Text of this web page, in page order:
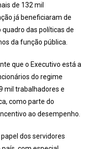
de 132 mil
já beneficiaram de
das políticas de
da função pública.
que o Executivo está a
do regime
mil trabalhadores e
como parte do
ao desempenho.
dos servidores